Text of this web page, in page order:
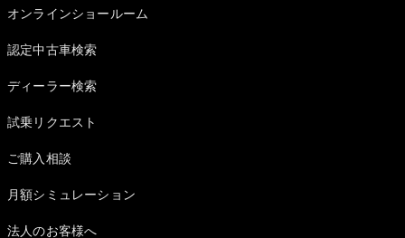
Sedan
Sedan
E-Class
Sedan
S-Class
Sedan
S-Class
Sedan
Long
Maybach
オンラインショールーム
認定中古車検索
ディーラー検索
試乗リクエスト
ご購入相談
月額シミュレーション
法人のお客様へ